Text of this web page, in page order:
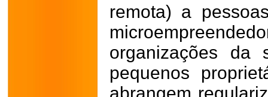
remota) a
organizações da
pequenos